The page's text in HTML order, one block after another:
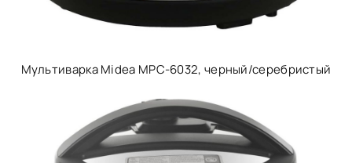
Мультиварка Midea MPC-6032, черный/серебристый